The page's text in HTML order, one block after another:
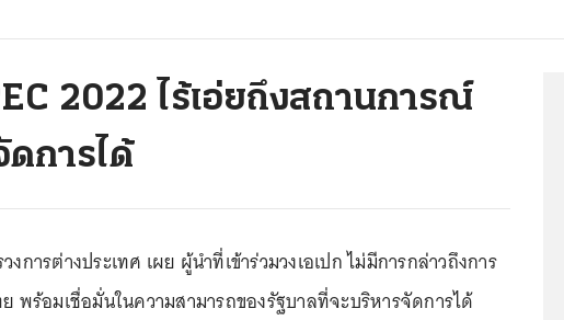
2022 ไร้เอ่ยถึงสถานการณ์
ดการได้
งการต่างประเทศ เผย ผู้นำที่เข้าร่วมวงเอเปก ไม่มีการกล่าวถึงการ
พร้อมเชื่อมั่นในความสามารถของรัฐบาลที่จะบริหารจัดการได้